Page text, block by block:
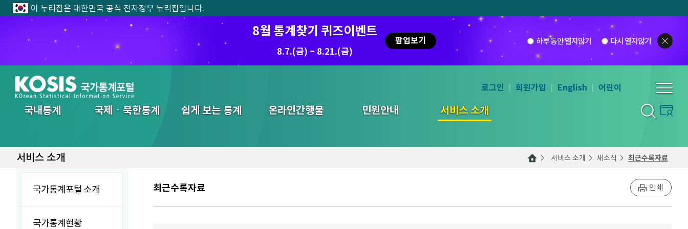
이 누리집은 대한민국 공식 전자정부 누리집입니다.
8월 통계찾기 퀴즈이벤트
8.7.(금) ~ 8.21.(금)
팝업보기 하루 동안 열지않기 다시 열지않기
국내통계 국제ㆍ북한통계 쉽게 보는 통계 온라인간행물 민원안내 서비스 소개
통합검색
로그인 회원가입 English 어린이
서비스 소개 서비스 소개 새소식 최근수록자료
국가통계포털 소개
국가통계현황
최근수록자료 인쇄